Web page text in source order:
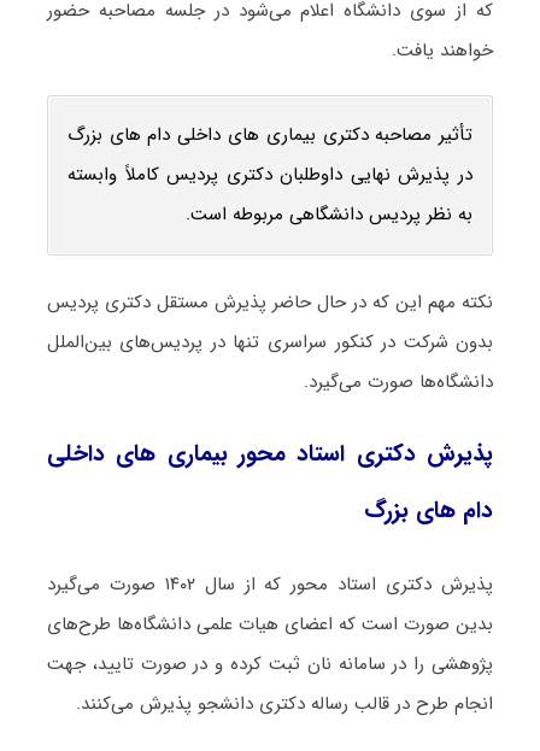
که از سوی دانشگاه اعلام می‌شود در جلسه مصاحبه حضور
خواهند یافت.
تأثیر مصاحبه دکتری بیماری ‌های داخلی دام‌ های بزرگ
در پذیرش نهایی داوطلبان دکتری پردیس کاملاً وابسته
به نظر پردیس دانشگاهی مربوطه است.
نکته مهم این که در حال حاضر پذیرش مستقل دکتری پردیس
بدون شرکت در کنکور سراسری تنها در پردیس‌های بین‌الملل
دانشگاه‌ها صورت می‌گیرد.
پذیرش دکتری استاد محور بیماری ‌های داخلی
دام‌ های بزرگ
پذیرش دکتری استاد محور که از سال ۱۴۰۲ صورت می‌گیرد
بدین صورت است که اعضای هیات علمی دانشگاه‌ها طرح‌های
پژوهشی را در سامانه نان ثبت کرده و در صورت تایید، جهت
انجام طرح در قالب رساله دکتری دانشجو پذیرش می‌کنند.